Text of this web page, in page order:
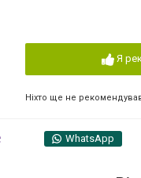
Я
Ніхто ще не
WhatsApp